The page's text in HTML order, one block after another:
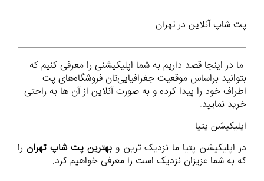
پت شاپ آنلاین در تهران
ما در اینجا قصد داریم به شما اپلیکیشنی را معرفی کنیم که
بتوانید براساس موقعیت جغرافیایی‌تان فروشگاه‌های پت
اطراف خود را پیدا کرده و به صورت آنلاین از آن ها به راحتی
خرید نمایید.
اپلیکیشن پتیا
در اپلیکیشن پتیا ما نزدیک ترین و بهترین پت شاپ‌ تهران را
که به شما عزیزان نزدیک است را معرفی خواهیم کرد.